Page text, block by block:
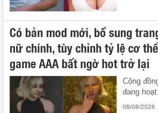
Có bản mod mới, bổ sung
nữ chính, tùy chỉnh tỷ lệ cơ
game AAA bất ngờ hot trở lại
Cộng
đang
08/08/2026